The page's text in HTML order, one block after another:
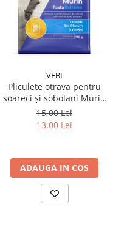
VEBI
Pliculete otrava pentru
șoareci și șobolani Murin
150 g
15,00 Lei
13,00 Lei
ADAUGA IN COS